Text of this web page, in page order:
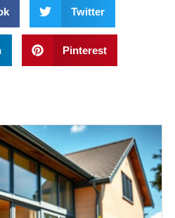
Twitter
Pinterest